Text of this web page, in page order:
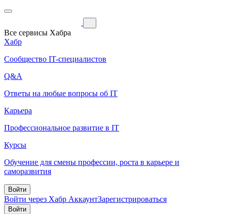
Все сервисы Хабра
Хабр
Сообщество IT-специалистов
Q&A
Ответы на любые вопросы об IT
Карьера
Профессиональное развитие в IT
Курсы
Обучение для смены профессии, роста в карьере и
саморазвития
Войти
Войти через Хабр АккаунтЗарегистрироваться
Войти